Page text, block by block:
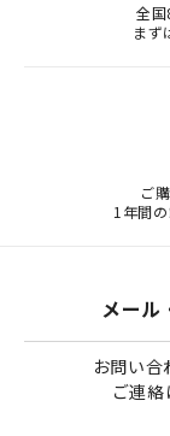
全国
まず
ご
1年間
メール
お問い合
ご連絡